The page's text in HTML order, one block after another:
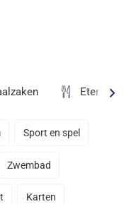
Eten &
Sport en spel
Zwembad
Karten